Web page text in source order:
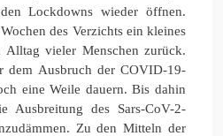
Lockdowns wieder öffnen.
des Verzichts ein kleines
vieler Menschen zurück.
dem Ausbruch der COVID-19-
eine Weile dauern. Bis dahin
Ausbreitung des Sars-CoV-2-
Zu den Mitteln der